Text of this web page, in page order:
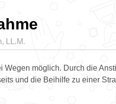
LL.M.
Wegen möglich. Durch die
und die Beihilfe zu einer